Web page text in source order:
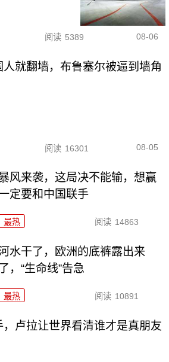
阅读 5389 08-06
人就翻墙，布鲁塞尔被逼到墙角
阅读 16301 08-05
风来袭，这局决不能输，想赢
定要和中国联手
最热 阅读 14863
水干了，欧洲的底裤露出来
了，“生命线”告急
最热 阅读 10891
卢拉让世界看清谁才是真朋友